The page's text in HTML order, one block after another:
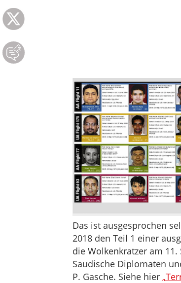
Das ist ausgesprochen
2018 den Teil 1 einer
die Wolkenkratzer am 11.
Saudische Diplomaten
P. Gasche. Siehe hier